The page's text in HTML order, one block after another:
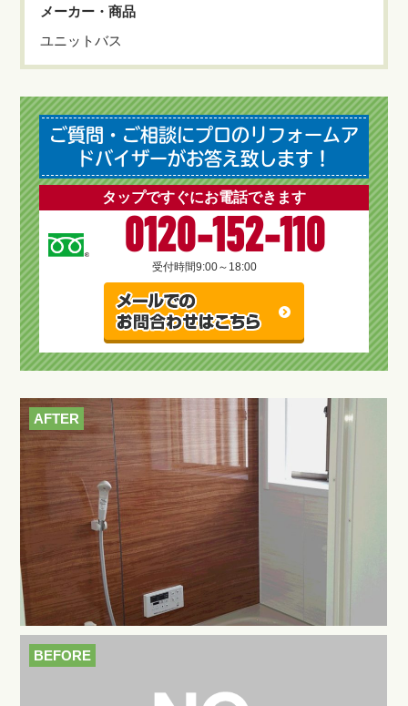
メーカー・商品
ユニットバス
ご質問・ご相談にプロのリフォームア
ドバイザーがお答え致します！
タップですぐにお電話できます
0120-152-110
受付時間9:00～18:00
AFTER
BEFORE